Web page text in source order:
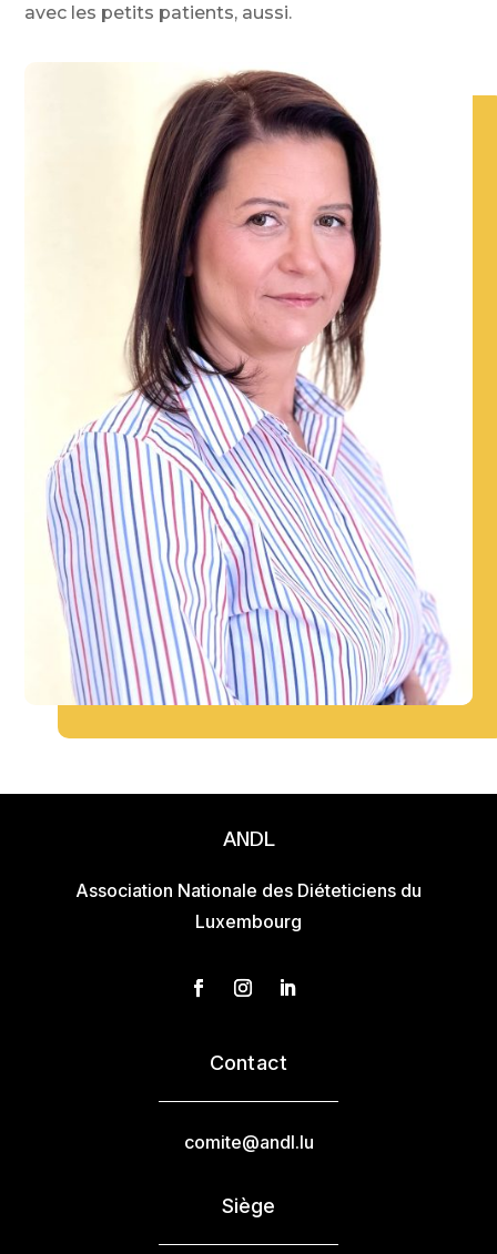
avec les petits patients, aussi.
ANDL
Association Nationale des Diéteticiens du
Luxembourg
Contact
comite@andl.lu
Siège